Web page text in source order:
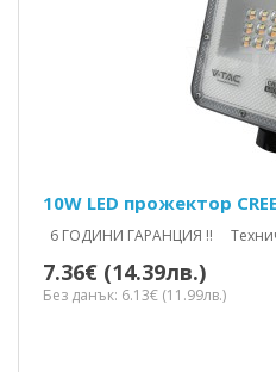
10W LED прожектор
6 ГОДИНИ ГАРАНЦИЯ !!
7.36€ (14.39лв.)
Без данък: 6.13€ (11.99лв.)